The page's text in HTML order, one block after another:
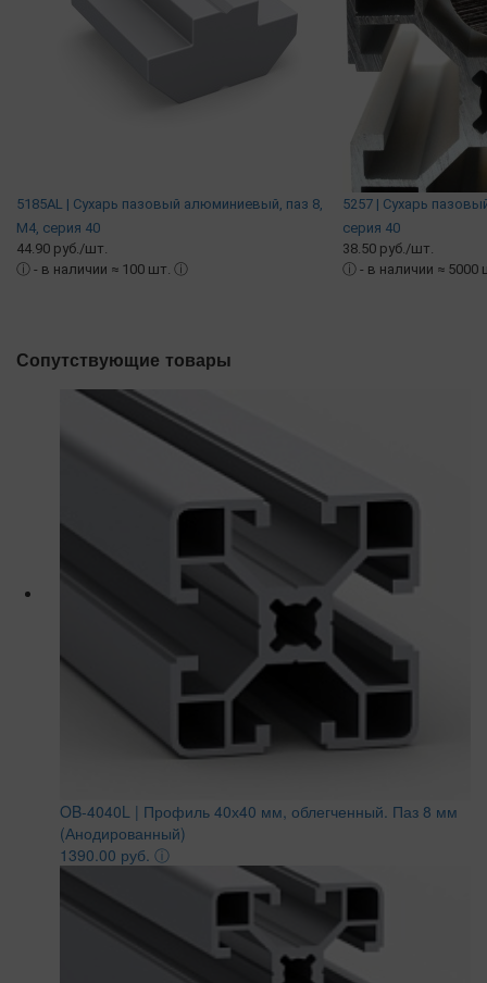
5185AL | Сухарь пазовый алюминиевый, паз 8,
М4, серия 40
44.90 руб./шт.
ⓘ - в наличии ≈ 100 шт. ⓘ
5257 | Сухарь
серия 40
38.50 руб./шт.
ⓘ - в наличии ≈ 5000
Сопутствующие товары
OB-4040L | Профиль 40х40 мм, облегченный. Паз 8 мм
(Анодированный)
1390.00 руб. ⓘ